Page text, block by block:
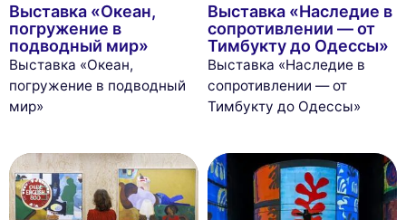
Выставка «Океан,
погружение в
подводный мир»
Выставка «Океан,
погружение в подводный
мир»
Выставка «Наследие в
сопротивлении — от
Тимбукту до Одессы»
Выставка «Наследие в
сопротивлении — от
Тимбукту до Одессы»